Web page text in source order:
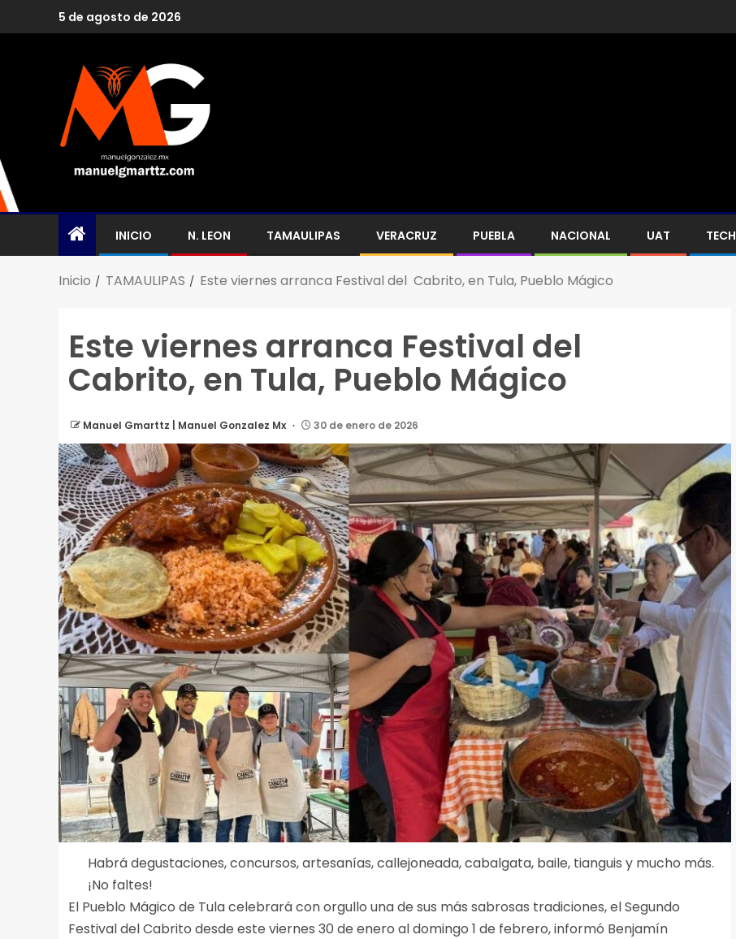
5 de agosto de 2026
INICIO N. LEON TAMAULIPAS VERACRUZ PUEBLA NACIONAL UAT TECH
Inicio TAMAULIPAS Este viernes arranca Festival del Cabrito, en Tula, Pueblo Mágico
Este viernes arranca Festival del
Cabrito, en Tula, Pueblo Mágico
Manuel Gmarttz | Manuel Gonzalez Mx 30 de enero de 2026
Habrá degustaciones, concursos, artesanías, callejoneada, cabalgata, baile, tianguis y mucho más.
¡No faltes!
El Pueblo Mágico de Tula celebrará con orgullo una de sus más sabrosas tradiciones, el Segundo
Festival del Cabrito desde este viernes 30 de enero al domingo 1 de febrero, informó Benjamín